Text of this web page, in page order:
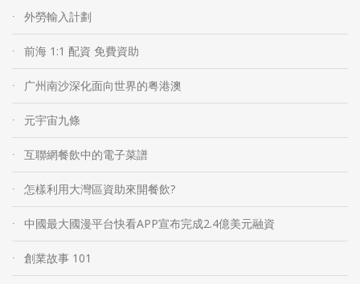
外勞輸入計劃
前海 1:1 配資 免費資助
广州南沙深化面向世界的粤港澳
元宇宙九條
互聯網餐飲中的電子菜譜
怎樣利用大灣區資助來開餐飲?
中國最大國漫平台快看APP宣布完成2.4億美元融資
創業故事 101